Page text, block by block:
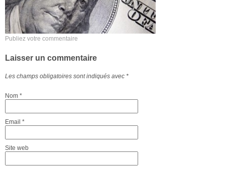
Publiez votre commentaire
Laisser un commentaire
Les champs obligatoires sont indiqués avec *
Nom *
Email *
Site web